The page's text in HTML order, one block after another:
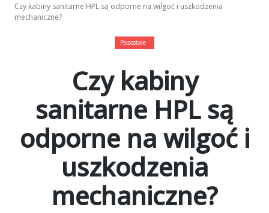
Czy kabiny sanitarne HPL są odporne na wilgoć i uszkodzenia
mechaniczne?
Pozostałe
Czy kabiny
sanitarne HPL są
odporne na wilgoć i
uszkodzenia
mechaniczne?